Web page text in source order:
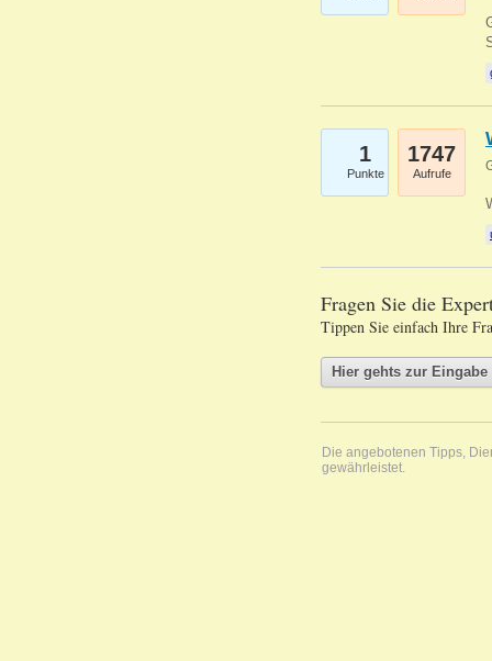
1
Punkte
1747
Aufrufe
Fragen Sie die
Tippen Sie einfach Ihre
Die angebotenen Tipps,
gewährleistet.